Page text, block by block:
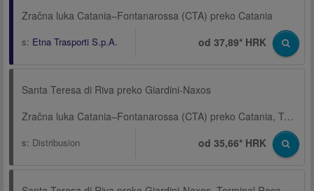
Zračna luka Catania–Fontanarossa (CTA) preko Catania
s: Etna Trasporti S.p.A. od 37,89* HRK
Santa Teresa di Riva preko Giardini-Naxos
Zračna luka Catania–Fontanarossa (CTA) preko Catania, Terminal, Via Archimede
s: Distribusion od 35,66* HRK